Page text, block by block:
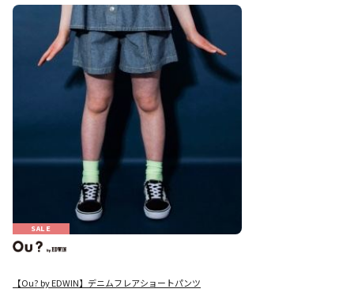
SALE
【Ou? by EDWIN】デニムフレアショートパンツ